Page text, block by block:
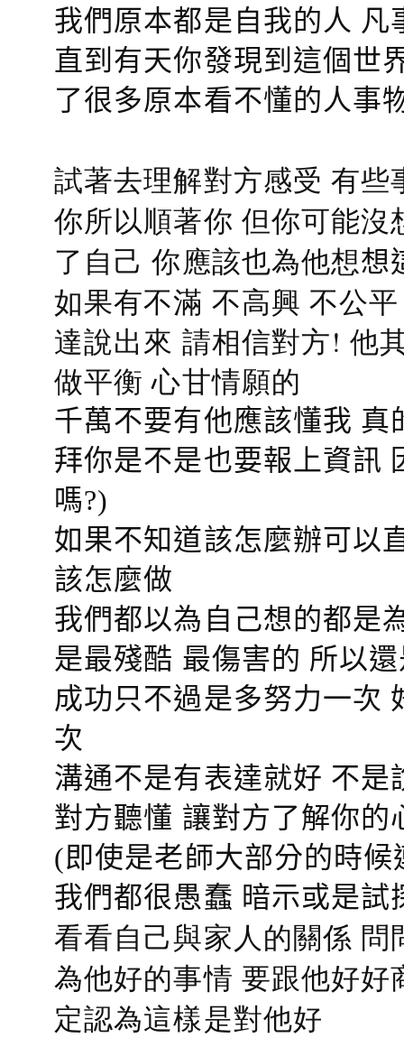
我們原本都是自我的人
直到有天你發現到這個世
了很多原本看不懂的人事
試著去理解對方感受 有
你所以順著你 但你可能
了自己 你應該也為他想想
如果有不滿 不高興 不公
達說出來 請相信對方! 他
做平衡 心甘情願的
千萬不要有他應該懂我
拜你是不是也要報上資訊
嗎?)
如果不知道該怎麼辦可以
該怎麼做
我們都以為自己想的都是
是最殘酷 最傷害的 所以
成功只不過是多努力一次
次
溝通不是有表達就好 不
對方聽懂 讓對方了解你
(即使是老師大部分的時候
我們都很愚蠢 暗示或是
看看自己與家人的關係
為他好的事情 要跟他好
定認為這樣是對他好